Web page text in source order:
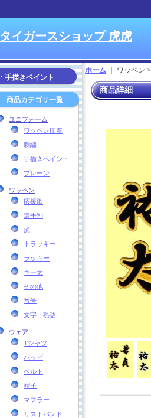
タイガースショップ 虎虎
手描きペイント
商品カテゴリ一覧
ユニフォーム
ワッペン圧着
刺繍
手描きペイント
プレーン
ワッペン
応援歌
選手別
虎
トラッキー
ラッキー
キー太
その他
番号
文字・熟語
ウェア
Tシャツ
ハッピ
ベルト
帽子
マフラー
リストバンド
ホーム ｜ ワッペン >
商品詳細